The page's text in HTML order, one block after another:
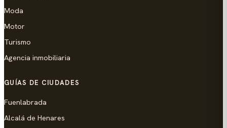
Moda
Motor
Turismo
Agencia inmobiliaria
GUÍAS DE CIUDADES
Fuenlabrada
Alcalá de Henares